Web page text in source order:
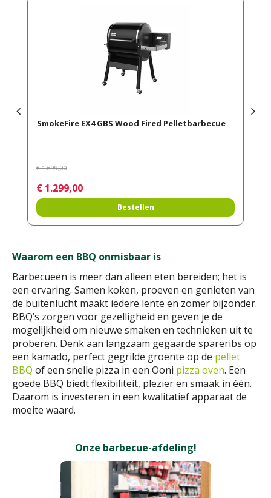
Pit Boss grill pro 1150 Wifi
€ 1.449,00
Meer informatie
Waarom een BBQ onmisbaar is
Barbecueën is meer dan alleen eten bereiden; het is
een ervaring. Samen koken, proeven en genieten van
de buitenlucht maakt iedere lente en zomer bijzonder.
BBQ’s zorgen voor gezelligheid en geven je de
mogelijkheid om nieuwe smaken en technieken uit te
proberen. Denk aan langzaam gegaarde spareribs op
een kamado, perfect gegrilde groente op de pellet
BBQ of een snelle pizza in een Ooni pizza oven. Een
goede BBQ biedt flexibiliteit, plezier en smaak in één.
Daarom is investeren in een kwalitatief apparaat de
moeite waard.
Onze barbecue-afdeling!